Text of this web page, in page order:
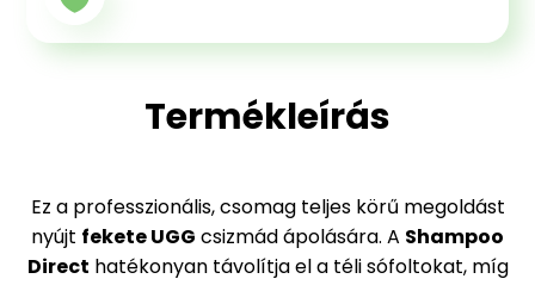
Termékleírás
Ez a professzionális, csomag teljes körű megoldást
nyújt fekete UGG csizmád ápolására. A Shampoo
Direct hatékonyan távolítja el a téli sófoltokat, míg